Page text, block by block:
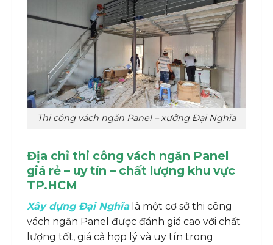
Thi công vách ngăn Panel – xưởng Đại Nghĩa
Địa chỉ thi công vách ngăn Panel
giá rẻ – uy tín – chất lượng khu vực
TP.HCM
Xây dựng Đại Nghĩalà một cơ sở thi công
vách ngăn Panel được đánh giá cao với chất
lượng tốt, giá cả hợp lý và uy tín trong